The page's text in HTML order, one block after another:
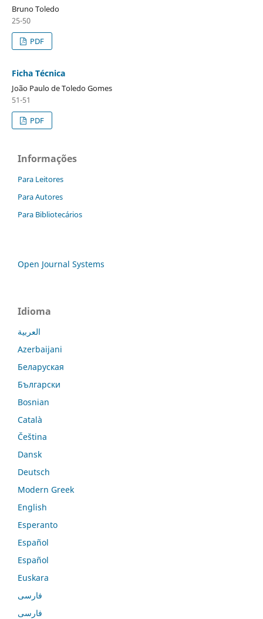
Bruno Toledo
25-50
PDF
Ficha Técnica
João Paulo de Toledo Gomes
51-51
PDF
Informações
Para Leitores
Para Autores
Para Bibliotecários
Open Journal Systems
Idioma
العربية
Azerbaijani
Беларуская
Български
Bosnian
Català
Čeština
Dansk
Deutsch
Modern Greek
English
Esperanto
Español
Español
Euskara
فارسی
فارسی